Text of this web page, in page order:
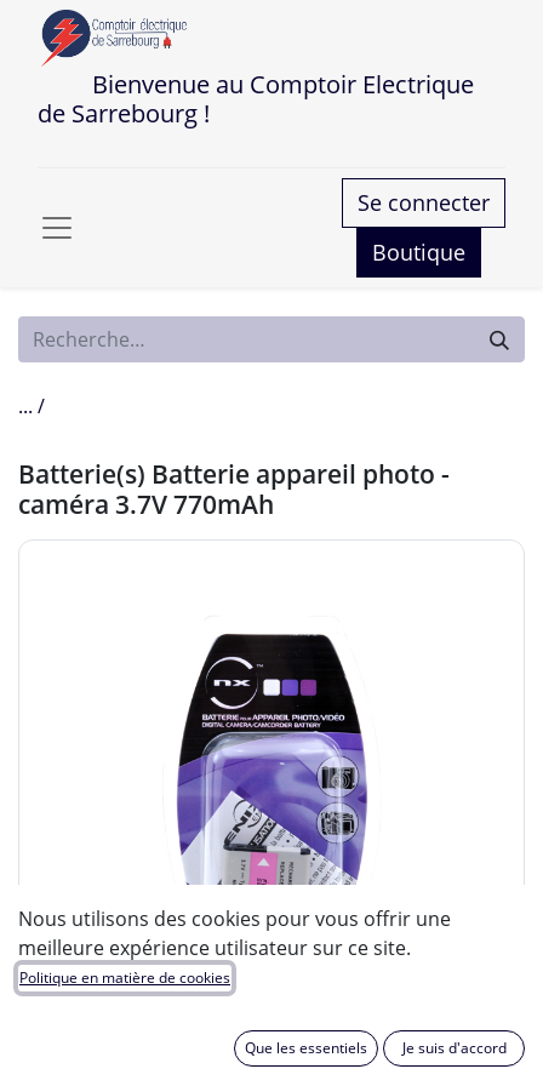
Bienvenue au Comptoir Electrique
de Sarrebourg !
Se connecter
Boutique
... /
Batterie(s) Batterie appareil photo -
caméra 3.7V 770mAh
Nous utilisons des cookies pour vous offrir une
meilleure expérience utilisateur sur ce site.
Politique en matière de cookies
Que les essentiels Je suis d'accord